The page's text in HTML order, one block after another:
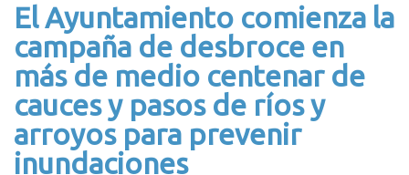
El Ayuntamiento comienza la
campaña de desbroce en
más de medio centenar de
cauces y pasos de ríos y
arroyos para prevenir
inundaciones